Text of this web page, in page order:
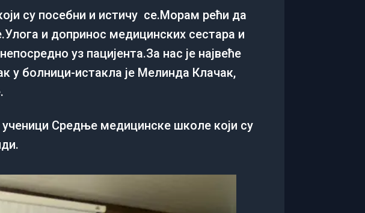
су посебни и истичу се.Морам рећи да
и допринос медицинских сестара и
уз пацијента.За нас је највеће
болници-истакла је Мелинда Клачак,
Средње медицинске школе који су